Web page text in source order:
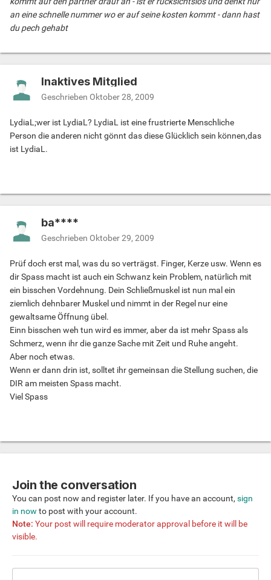
an eine schnelle nummer wo er auf seine kosten kommt - dann hast
du pech gehabt
Inaktives Mitglied
Geschrieben Oktober 28, 2009
LydiaL;wer ist LydiaL? LydiaL ist eine frustrierte Menschliche
Person die anderen nicht gönnt das diese Glücklich sein können,das
ist LydiaL.
ba****
Geschrieben Oktober 29, 2009
Prüf doch erst mal, was du so verträgst. Finger, Kerze usw. Wenn es
dir Spass macht ist auch ein Schwanz kein Problem, natürlich mit
ein bisschen Vordehnung. Dein Schließmuskel ist nun mal ein
ziemlich dehnbarer Muskel und nimmt in der Regel nur eine
gewaltsame Öffnung übel.
Einn bisschen weh tun wird es immer, aber da ist mehr Spass als
Schmerz, wenn ihr die ganze Sache mit Zeit und Ruhe angeht.
Aber noch etwas.
Wenn er dann drin ist, solltet ihr gemeinsan die Stellung suchen, die
DIR am meisten Spass macht.
Viel Spass
Join the conversation
You can post now and register later. If you have an account, sign
in now to post with your account.
Note: Your post will require moderator approval before it will be
visible.